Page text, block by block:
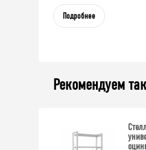
Подробнее
Рекомендуем